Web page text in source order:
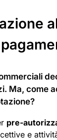
Ma, come
pre-
e